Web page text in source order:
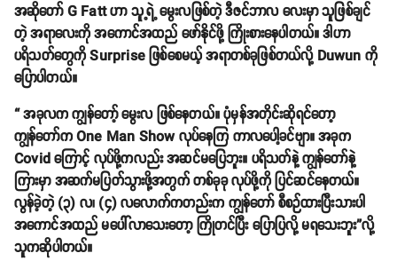
အဆိုတော် G Fatt ဟာ သူ့ရဲ့ မွေးလဖြစ်တဲ့ ဒီဇင်ဘာလ လေးမှာ သူဖြစ်ချင်
တဲ့ အရာလေးကို အကောင်အထည် ဖော်နိုင်ဖို့ ကြိုးစားနေပါတယ်။ ဒါဟာ
ပရိသတ်တွေကို Surprise ဖြစ်စေမယ့် အရာတစ်ခုဖြစ်တယ်လို့ Duwun ကို
ပြောပါတယ်။
“ အခုလက ကျွန်တော့် မွေးလ ဖြစ်နေတယ်။ ပုံမှန်အတိုင်းဆိုရင်တော့
ကျွန်တော်က One Man Show လုပ်နေကြ ကာလပေါ့ခင်ဗျာ။ အခုက
Covid ကြောင့် လုပ်ဖို့ကလည်း အဆင်မပြေဘူး။ ပရိသတ်နဲ့ ကျွန်တော်နဲ့
ကြားမှာ အဆက်မပြတ်သွားဖို့အတွက် တစ်ခုခု လုပ်ဖို့ကို ပြင်ဆင်နေတယ်။
လွန်ခဲ့တဲ့ (၃) လ၊ (၄) လလောက်ကတည်းက ကျွန်တော် စီစဉ်ထားပြီးသားပါ
အကောင်အထည် မပေါ်လာသေးတော့ ကြိုတင်ပြီး ပြောပြလို့ မရသေးဘူး”လို့
သူကဆိုပါတယ်။